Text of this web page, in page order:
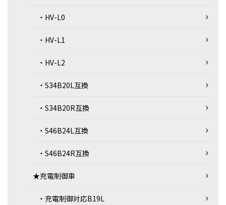
・HV-L0
・HV-L1
・HV-L2
・S34B20L互換
・S34B20R互換
・S46B24L互換
・S46B24R互換
★充電制御車
・充電制御対応B19L